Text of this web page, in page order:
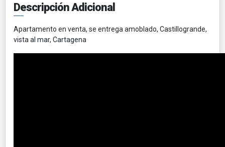
Descripción Adicional
Apartamento en venta, se entrega amoblado, Castillogrande,
vista al mar, Cartagena